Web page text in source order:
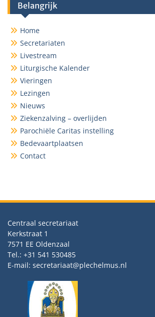
Belangrijk
Home
Secretariaten
Livestream
Liturgische Kalender
Vieringen
Lezingen
Nieuws
Ziekenzalving – overlijden
Parochiële Caritas instelling
Bedevaartplaatsen
Contact
Centraal secretariaat
Kerkstraat 1
7571 EE Oldenzaal
Tel.: +31 541 530485
E-mail: secretariaat@plechelmus.nl